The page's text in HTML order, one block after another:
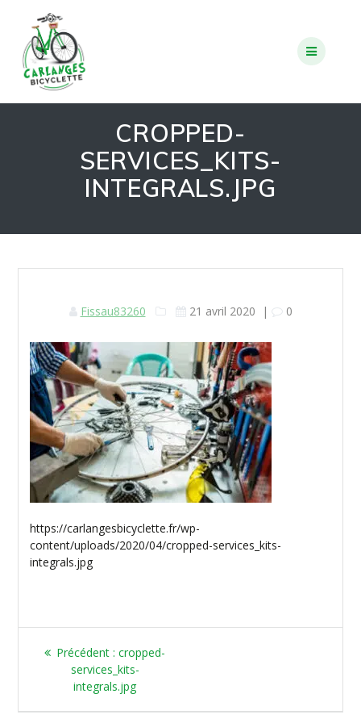
CROPPED-
SERVICES_KITS-
INTEGRALS.JPG
Fissau83260 21 avril 2020 | 0
https://carlangesbicyclette.fr/wp-
content/uploads/2020/04/cropped-services_kits-
integrals.jpg
Précédent : Article
précédent
:
cropped-
services_kits-
integrals.jpg